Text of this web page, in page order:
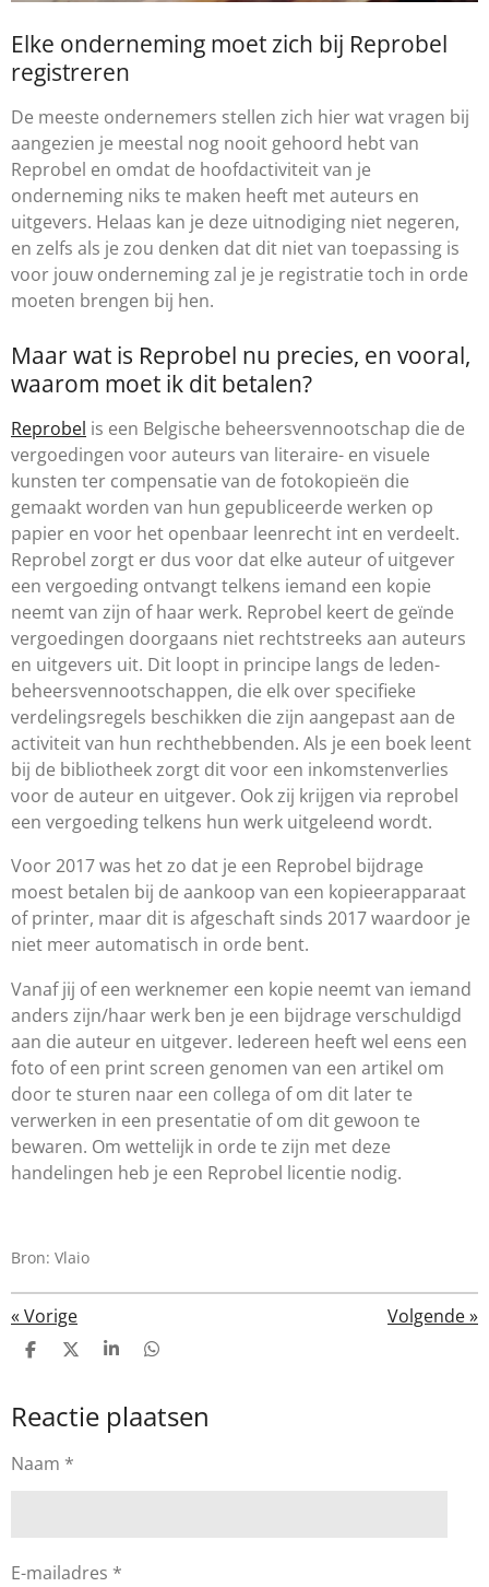
Elke onderneming moet zich bij Reprobel
registreren
De meeste ondernemers stellen zich hier wat vragen bij
aangezien je meestal nog nooit gehoord hebt van
Reprobel en omdat de hoofdactiviteit van je
onderneming niks te maken heeft met auteurs en
uitgevers. Helaas kan je deze uitnodiging niet negeren,
en zelfs als je zou denken dat dit niet van toepassing is
voor jouw onderneming zal je je registratie toch in orde
moeten brengen bij hen.
Maar wat is Reprobel nu precies, en vooral,
waarom moet ik dit betalen?
Reprobel is een Belgische beheersvennootschap die de
vergoedingen voor auteurs van literaire- en visuele
kunsten ter compensatie van de fotokopieën die
gemaakt worden van hun gepubliceerde werken op
papier en voor het openbaar leenrecht int en verdeelt.
Reprobel zorgt er dus voor dat elke auteur of uitgever
een vergoeding ontvangt telkens iemand een kopie
neemt van zijn of haar werk. Reprobel keert de geïnde
vergoedingen doorgaans niet rechtstreeks aan auteurs
en uitgevers uit. Dit loopt in principe langs de leden-
beheersvennootschappen, die elk over specifieke
verdelingsregels beschikken die zijn aangepast aan de
activiteit van hun rechthebbenden. Als je een boek leent
bij de bibliotheek zorgt dit voor een inkomstenverlies
voor de auteur en uitgever. Ook zij krijgen via reprobel
een vergoeding telkens hun werk uitgeleend wordt.
Voor 2017 was het zo dat je een Reprobel bijdrage
moest betalen bij de aankoop van een kopieerapparaat
of printer, maar dit is afgeschaft sinds 2017 waardoor je
niet meer automatisch in orde bent.
Vanaf jij of een werknemer een kopie neemt van iemand
anders zijn/haar werk ben je een bijdrage verschuldigd
aan die auteur en uitgever. Iedereen heeft wel eens een
foto of een print screen genomen van een artikel om
door te sturen naar een collega of om dit later te
verwerken in een presentatie of om dit gewoon te
bewaren. Om wettelijk in orde te zijn met deze
handelingen heb je een Reprobel licentie nodig.
Bron: Vlaio
«Vorige Volgende»
D
e
n
D
l
S
r
e
D
e
n
Reactie plaatsen
Naam *
E-mailadres *